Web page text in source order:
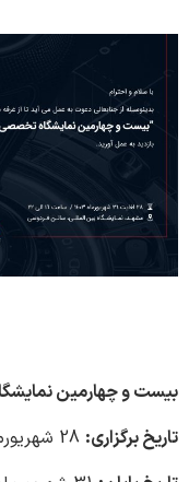
بیست و چهارمین
تاریخ برگزاری: